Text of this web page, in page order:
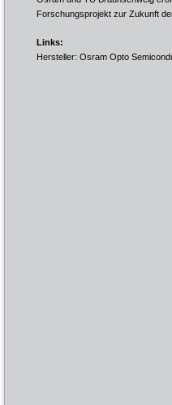
Forschungsprojekt zur Zukunft
Links:
Hersteller: Osram Opto